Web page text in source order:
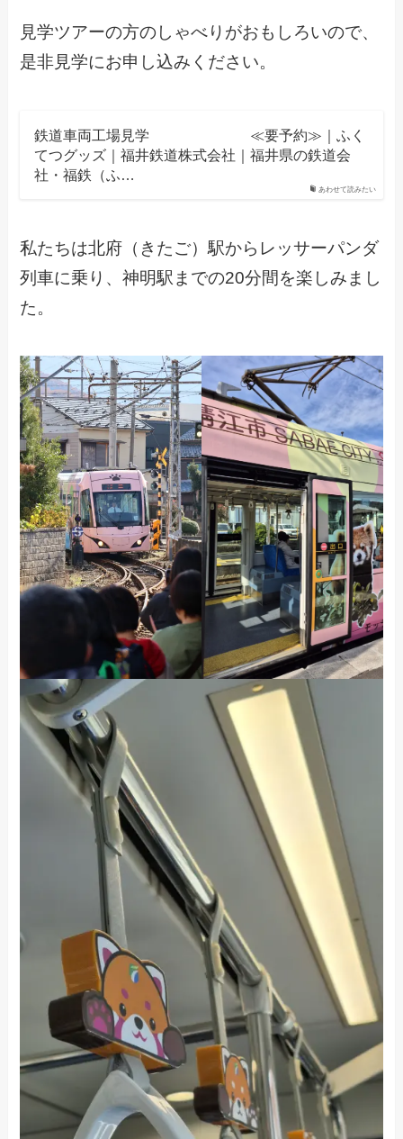
見学ツアーの方のしゃべりがおもしろいので、
是非見学にお申し込みください。
あわせて読みたい
鉄道車両工場見学 ≪要予約≫｜ふく
てつグッズ｜福井鉄道株式会社｜福井県の鉄道会
社・福鉄（ふ…
私たちは北府（きたご）駅からレッサーパンダ
列車に乗り、神明駅までの20分間を楽しみまし
た。